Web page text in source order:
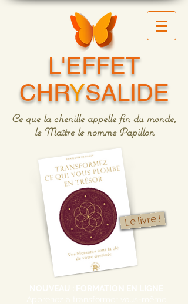
L'EFFET
CHRYSALIDE
Ce que la chenille appelle fin du monde,
le Maître le nomme Papillon
Le livre !